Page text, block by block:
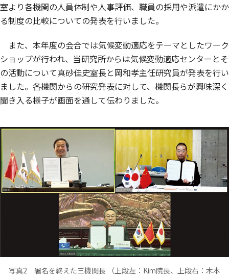
室より各機関の人員体制や人事評価、職員の採用や派遣にかか
る制度の比較についての発表を行いました。
また、本年度の会合では気候変動適応をテーマとしたワーク
ショップが行われ、当研究所からは気候変動適応センターとそ
の活動について真砂佳史室長と岡和孝主任研究員が発表を行い
ました。各機関からの研究発表に対して、機関長らが興味深く
聞き入る様子が画面を通して伝わりました。
写真2 署名を終えた三機関長 （上段左：Kim院長、上段右：木本